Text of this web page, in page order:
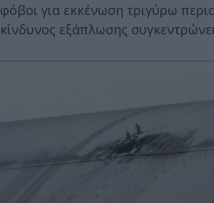
φόβοι για εκκένωση τριγύρω
κίνδυνος εξάπλωσης